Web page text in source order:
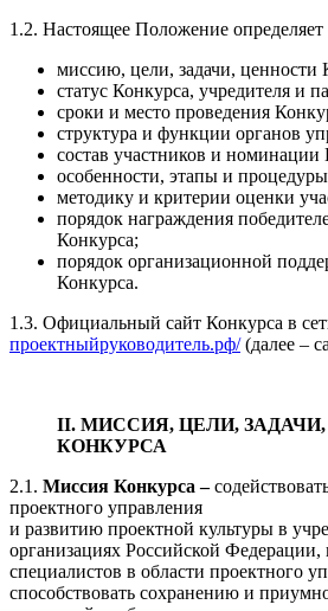
1.2. Настоящее Положение определяет
миссию, цели, задачи, ценности
статус Конкурса, учредителя и
сроки и место проведения
структура и функции органов
состав участников и номинации
особенности, этапы и
методику и критерии оценки
порядок награждения
Конкурса;
порядок организационной
Конкурса.
1.3. Официальный сайт Конкурса в
проектныйруководитель.рф/(далее –
II. МИССИЯ, ЦЕЛИ,
КОНКУРСА
2.1. Миссия Конкурса –
проектного управления
и развитию проектной культуры в
организациях Российской
специалистов в области проектного
способствовать сохранению и